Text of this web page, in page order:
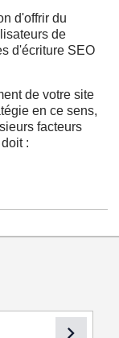
d'offrir du
de
d'écriture SEO
de votre site
en ce sens,
facteurs
:
chevron_right